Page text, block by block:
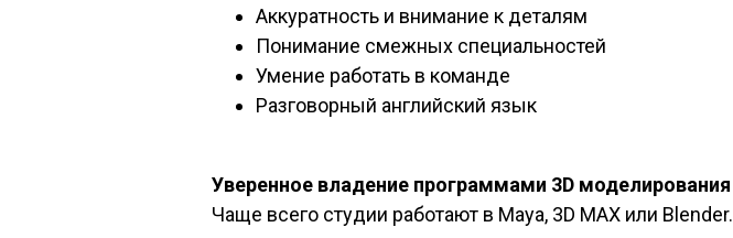
Аккуратность и внимание к деталям
Понимание смежных специальностей
Умение работать в команде
Разговорный английский язык
Уверенное владение программами 3D моделирования
Чаще всего студии работают в Maya, 3D MAX или Blender.